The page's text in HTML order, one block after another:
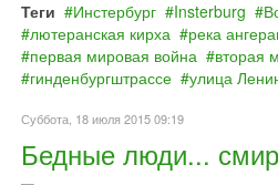
Теги
Инстербург Insterburg
лютеранская кирха
река
первая мировая война
вторая
гинденбургштрассе
улица
Суббота, 18 июля 2015 09:19
Бедные люди...